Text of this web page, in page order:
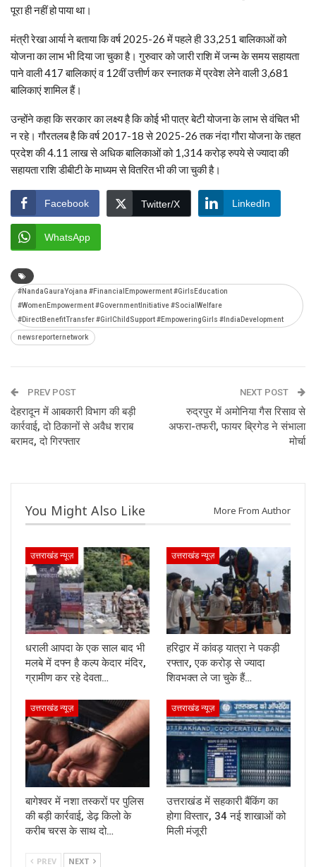
पूरा ही नहीं हो पाया था।
मंत्री रेखा आर्या ने बताया कि वर्ष 2025-26 में पहले ही 33,251 बालिकाओं को
योजना का लाभ भी दिया जा चुका है। गुरुवार को जारी राशि में जन्म के समय सहायता
पाने वाली 417 बालिकाएं व 12वीं उत्तीर्ण कर स्नातक में प्रवेश लेने वाली 3,681
बालिकाएं शामिल हैं।
उन्होंने कहा कि सरकार का लक्ष्य है कि कोई भी पात्र बेटी योजना के लाभ से वंचित भी
न रहे। गौरतलब है कि वर्ष 2017-18 से 2025-26 तक नंदा गौरा योजना के तहत
प्रदेश की 4.11 लाख से अधिक बालिकाओं को 1,314 करोड़ रुपये से ज्यादा की
सहायता राशि डीबीटी के माध्यम से वितरित भी की जा चुकी है।
Facebook Twitter/X LinkedIn
WhatsApp
#NandaGauraYojana #FinancialEmpowerment #GirlsEducation
#WomenEmpowerment #GovernmentInitiative #SocialWelfare
#DirectBenefitTransfer #GirlChildSupport #EmpoweringGirls #IndiaDevelopment
newsreporternetwork
PREV POST
देहरादून में आबकारी विभाग की बड़ी
कार्रवाई, दो ठिकानों से अवैध शराब
बरामद, दो गिरफ्तार
NEXT POST
रुद्रपुर में अमोनिया गैस रिसाव से
अफरा-तफरी, फायर ब्रिगेड ने संभाला
मोर्चा
You Might Also Like More From Author
उत्तराखंड न्यूज़
धराली आपदा के एक साल बाद भी
मलबे में दफ्न है कल्प केदार मंदिर,
ग्रामीण कर रहे देवता…
उत्तराखंड न्यूज़
हरिद्वार में कांवड़ यात्रा ने पकड़ी
रफ्तार, एक करोड़ से ज्यादा
शिवभक्त ले जा चुके हैं…
उत्तराखंड न्यूज़
बागेश्वर में नशा तस्करों पर पुलिस
की बड़ी कार्रवाई, डेढ़ किलो के
करीब चरस के साथ दो…
उत्तराखंड न्यूज़
उत्तराखंड में सहकारी बैंकिंग का
होगा विस्तार, 34 नई शाखाओं को
मिली मंजूरी
PREV NEXT